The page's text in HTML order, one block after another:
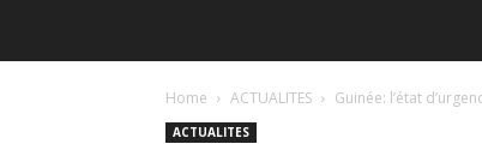
Home ACTUALITES Guinée: l’état
ACTUALITES